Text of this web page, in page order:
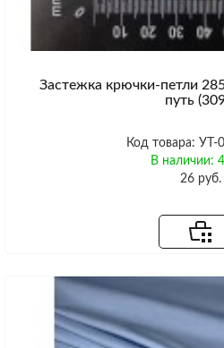
Застежка крючки-петли
путь
Код товара: УТ-
В наличии:
26 руб.